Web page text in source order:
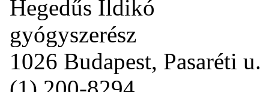
Hegedűs Ildikó
gyógyszerész
1026 Budapest, Pasaréti u.